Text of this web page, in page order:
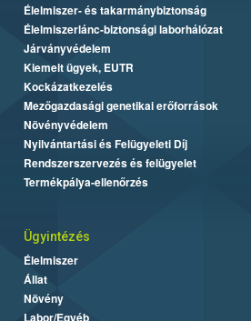
Élelmiszer- és takarmánybiztonság
Élelmiszerlánc-biztonsági laborhálózat
Járványvédelem
Kiemelt ügyek, EUTR
Kockázatkezelés
Mezőgazdasági genetikai erőforrások
Növényvédelem
Nyilvántartási és Felügyeleti Díj
Rendszerszervezés és felügyelet
Termékpálya-ellenőrzés
Ügyintézés
Élelmiszer
Állat
Növény
Labor/Egyéb